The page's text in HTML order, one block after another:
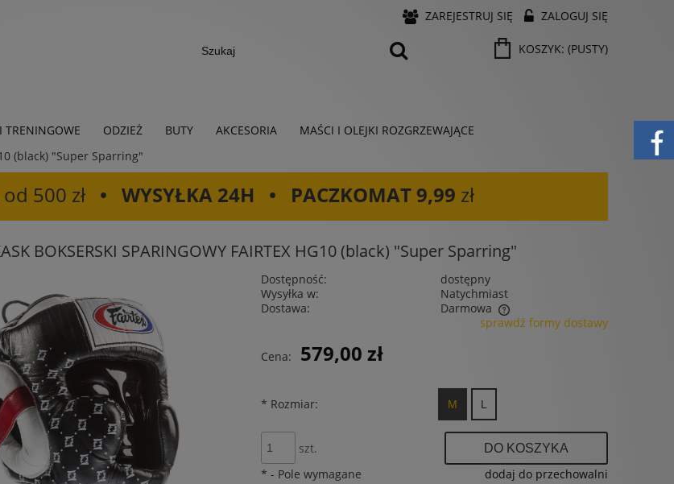
ZAREJESTRUJ SIĘ ZALOGUJ SIĘ
KOSZYK: (PUSTY)
TRENINGOWE ODZIEŻ BUTY AKCESORIA
MAŚCI I OLEJKI ROZGRZEWAJĄCE
(black) "Super Sparring"
od 500 zł• WYSYŁKA 24H • PACZKOMAT 9,99 zł
BOKSERSKI SPARINGOWY FAIRTEX HG10 (black) "Super Sparring"
Dostępność:
dostępny
Wysyłka w:
Natychmiast
Dostawa:
Darmowa
Cena nie zawiera ewentualnych kosztów
płatności
sprawdź formy dostawy
Cena: 579,00 zł
* Rozmiar: M L
szt. DO KOSZYKA
dodaj do przechowalni
* - Pole wymagane